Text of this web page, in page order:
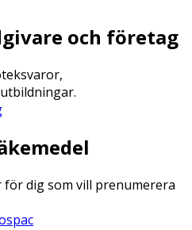
och företag
dig som vill prenumerera